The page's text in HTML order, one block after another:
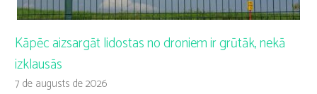
Kāpēc aizsargāt lidostas no droniem ir grūtāk, nekā
izklausās
7 de augusts de 2026